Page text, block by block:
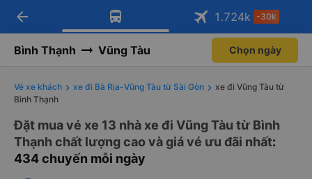
Tải app Vexere ngay!
Nhận ưu đãi thành viên độc
Mở app
Tải app Vexere
-30k/ghế khi đặt vé máy bay qua
Mở app
arrow_back 1.724k -30k
Bình Thạnh Vũng Tàu Chọn ngày
Vé xe khách xe đi Bà Rịa-Vũng Tàu từ Sài Gòn
xe đi Vũng Tàu từ
Bình Thạnh
Đặt mua vé xe 13 nhà xe đi Vũng Tàu từ Bình
Thạnh chất lượng cao và giá vé ưu đãi nhất:
434 chuyến mỗi ngày